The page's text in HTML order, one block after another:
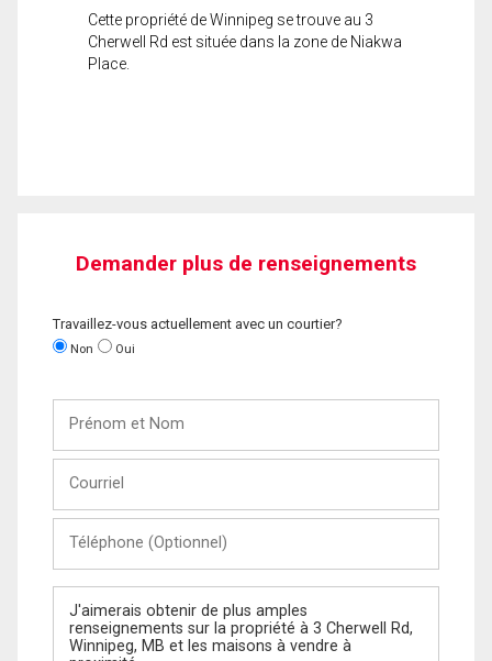
Cette propriété de Winnipeg se trouve au 3
Cherwell Rd est située dans la zone de Niakwa
Place.
Demander plus de renseignements
Travaillez-vous actuellement avec un courtier?
Non Oui
Nom
(Optionnel)
Message